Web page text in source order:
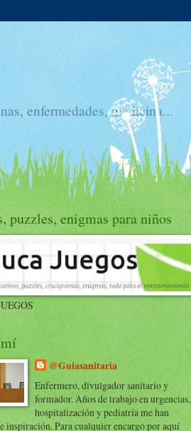
enfermedades, medicina...
puzzles, enigmas para niños
@Guiasanitaria
Enfermero, divulgador sanitario y
formador. Años de trabajo en urgencias,
hospitalización y pediatría me han
inspiración. Para cualquier encargo por aquí